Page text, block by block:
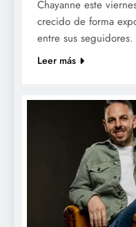
Chayanne este
crecido de forma
entre sus
Leer más